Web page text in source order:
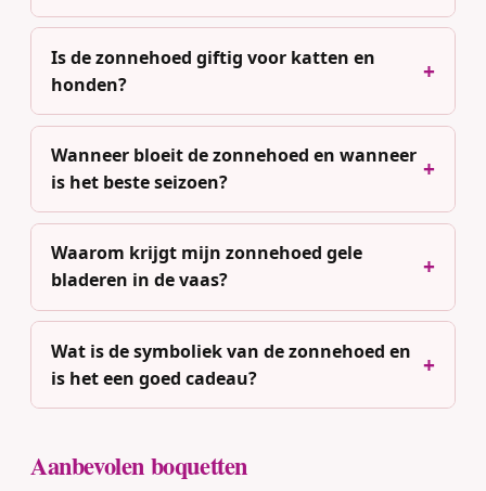
Is de zonnehoed giftig voor katten en
honden?
Wanneer bloeit de zonnehoed en wanneer
is het beste seizoen?
Waarom krijgt mijn zonnehoed gele
bladeren in de vaas?
Wat is de symboliek van de zonnehoed en
is het een goed cadeau?
Aanbevolen boquetten